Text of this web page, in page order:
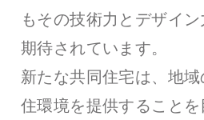
もその技術力とデザイ
期待されています。
新たな共同住宅は、地
住環境を提供すること